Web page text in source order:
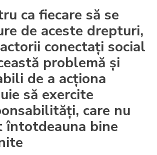
ca fiecare să se
de aceste drepturi,
conectați social
problemă și
de a acționa
să exercite
care nu
întotdeauna bine